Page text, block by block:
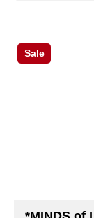
Sale